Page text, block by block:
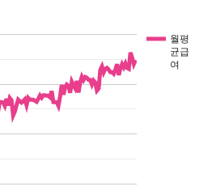
월평
균급
여